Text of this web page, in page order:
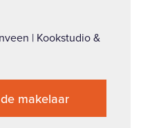
| Kookstudio &
makelaar